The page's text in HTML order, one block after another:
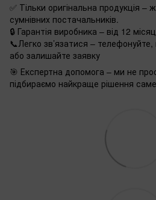
✅ Тільки оригінальна продукція –
сумнівних постачальників.
🔒 Гарантія виробника – від 12
📞Легко зв’язатися –
або залишайте заявку
🎯 Експертна допомога – ми не
підбираємо найкраще рішення